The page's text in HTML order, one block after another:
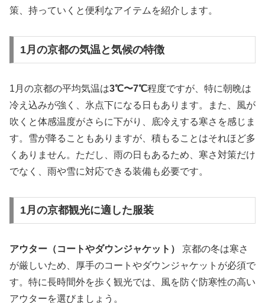
策、持っていくと便利なアイテムを紹介します。
1月の京都の気温と気候の特徴
1月の京都の平均気温は3℃〜7℃程度ですが、特に朝晩は
冷え込みが強く、氷点下になる日もあります。また、風が
吹くと体感温度がさらに下がり、底冷えする寒さを感じま
す。雪が降ることもありますが、積もることはそれほど多
くありません。ただし、雨の日もあるため、寒さ対策だけ
でなく、雨や雪に対応できる装備も必要です。
1月の京都観光に適した服装
アウター（コートやダウンジャケット）
京都の冬は寒さ
が厳しいため、厚手のコートやダウンジャケットが必須で
す。特に長時間外を歩く観光では、風を防ぐ防寒性の高い
アウターを選びましょう。